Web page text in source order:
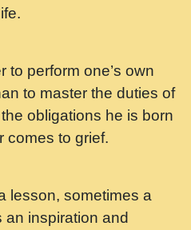
Special Shyam
शर रध.... Shri
- भजन भाव - 2018 -
Ji
कमर Yahi Hasraten
#bhajan.mp3
to perform one’s own
to master the duties of
obligations he is born
comes to grief.
lesson, sometimes a
an inspiration and